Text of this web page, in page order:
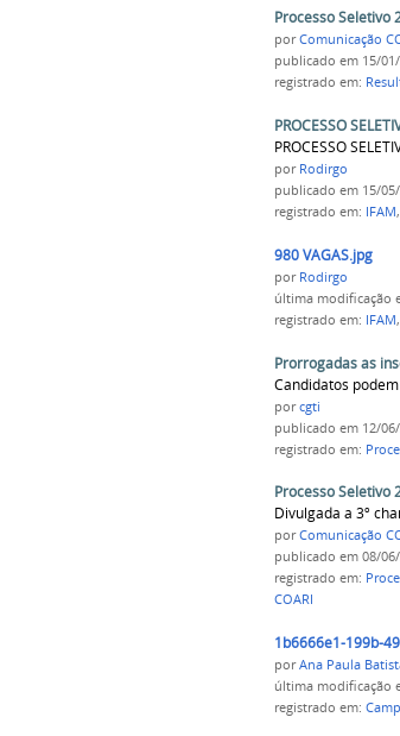
Processo Seletivo
porComunicação
publicado em 15/
registrado em:
PROCESSO
PROCESSO
por Rodirgo
publicado em 15/
registrado em: IFAM,
980 VAGAS.jpg
por Rodirgo
última modificação
registrado em: IFAM,
Prorrogadas as
Candidatos
porcgti
publicado em 12/
registrado em:
Processo Seletivo
Divulgada a 3º
porComunicação
publicado em 08/
registrado em:
COARI
1b6666e1-199b-
porAna Paula
última modificação
registrado em: